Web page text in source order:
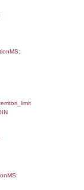
=
AND
FROM
ON
=